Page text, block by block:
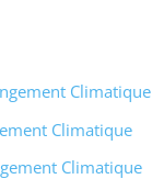
Climatique
Climatique
Climatique